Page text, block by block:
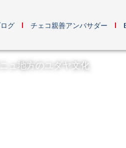
グ チェコ親善アンバサダー
ュ地方のユダヤ文化